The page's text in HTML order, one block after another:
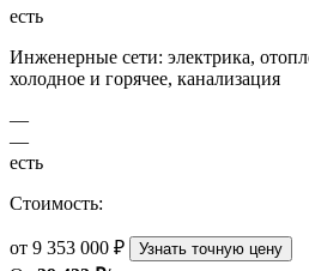
есть
Инженерные сети: электрика,
холодное и горячее, канализация
—
—
есть
Стоимость:
от 9 353 000 ₽ Узнать точную цену